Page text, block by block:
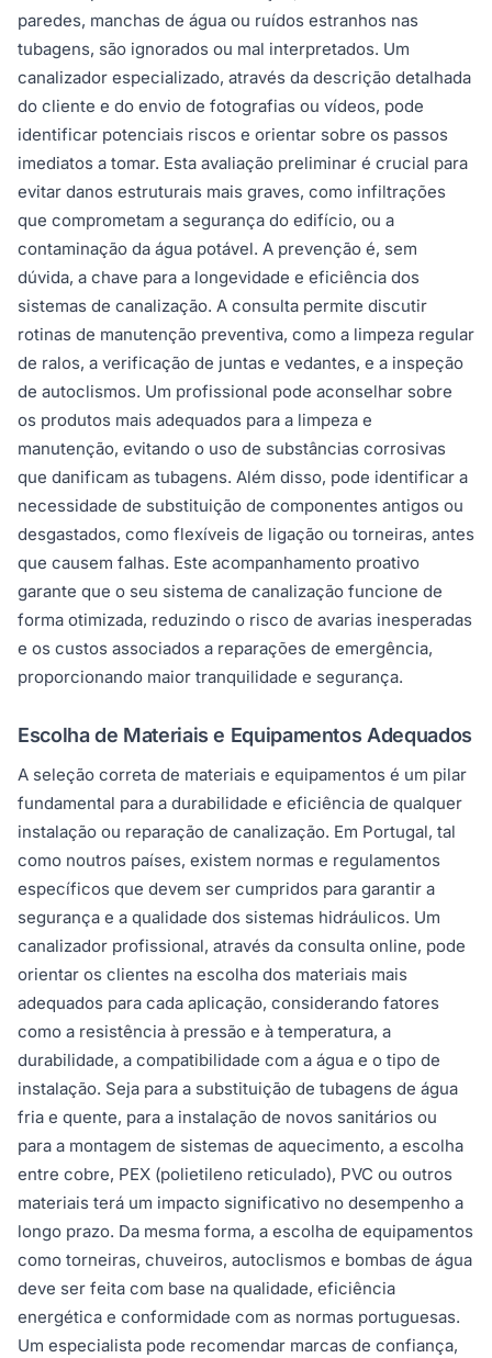
paredes, manchas de água ou ruídos estranhos nas
tubagens, são ignorados ou mal interpretados. Um
canalizador especializado, através da descrição detalhada
do cliente e do envio de fotografias ou vídeos, pode
identificar potenciais riscos e orientar sobre os passos
imediatos a tomar. Esta avaliação preliminar é crucial para
evitar danos estruturais mais graves, como infiltrações
que comprometam a segurança do edifício, ou a
contaminação da água potável. A prevenção é, sem
dúvida, a chave para a longevidade e eficiência dos
sistemas de canalização. A consulta permite discutir
rotinas de manutenção preventiva, como a limpeza regular
de ralos, a verificação de juntas e vedantes, e a inspeção
de autoclismos. Um profissional pode aconselhar sobre
os produtos mais adequados para a limpeza e
manutenção, evitando o uso de substâncias corrosivas
que danificam as tubagens. Além disso, pode identificar a
necessidade de substituição de componentes antigos ou
desgastados, como flexíveis de ligação ou torneiras, antes
que causem falhas. Este acompanhamento proativo
garante que o seu sistema de canalização funcione de
forma otimizada, reduzindo o risco de avarias inesperadas
e os custos associados a reparações de emergência,
proporcionando maior tranquilidade e segurança.
Escolha de Materiais e Equipamentos Adequados
A seleção correta de materiais e equipamentos é um pilar
fundamental para a durabilidade e eficiência de qualquer
instalação ou reparação de canalização. Em Portugal, tal
como noutros países, existem normas e regulamentos
específicos que devem ser cumpridos para garantir a
segurança e a qualidade dos sistemas hidráulicos. Um
canalizador profissional, através da consulta online, pode
orientar os clientes na escolha dos materiais mais
adequados para cada aplicação, considerando fatores
como a resistência à pressão e à temperatura, a
durabilidade, a compatibilidade com a água e o tipo de
instalação. Seja para a substituição de tubagens de água
fria e quente, para a instalação de novos sanitários ou
para a montagem de sistemas de aquecimento, a escolha
entre cobre, PEX (polietileno reticulado), PVC ou outros
materiais terá um impacto significativo no desempenho a
longo prazo. Da mesma forma, a escolha de equipamentos
como torneiras, chuveiros, autoclismos e bombas de água
deve ser feita com base na qualidade, eficiência
energética e conformidade com as normas portuguesas.
Um especialista pode recomendar marcas de confiança,